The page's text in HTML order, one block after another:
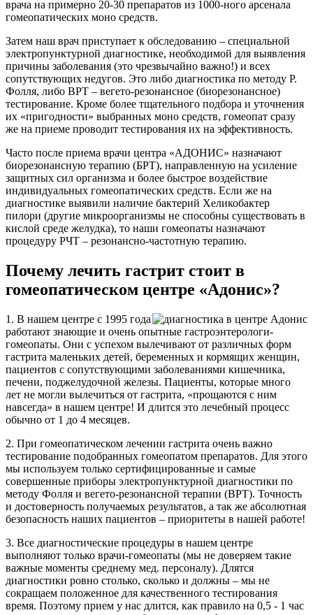
врача на примерно 20-30 препаратов из 1000-ного арсенала
гомеопатических моно средств.
Затем наш врач приступает к обследованию – специальной
электропунктурной диагностике, необходимой для выявления
причины заболевания (это чрезвычайно важно!) и всех
сопутствующих недугов. Это либо диагностика по методу Р.
Фолля, либо ВРТ – вегето-резонансное (биорезонансное)
тестирование. Кроме более тщательного подбора и уточнения
их «пригодности» выбранных моно средств, гомеопат сразу
же на приеме проводит тестирования их на эффективность.
Часто после приема врачи центра «АДОНИС» назначают
биорезонансную терапию (БРТ), направленную на усиление
защитных сил организма и более быстрое воздействие
индивидуальных гомеопатических средств. Если же на
диагностике выявили наличие бактерий Хеликобактер
пилори (другие микроорганизмы не способны существовать в
кислой среде желудка), то наши гомеопаты назначают
процедуру РЧТ – резонансно-частотную терапию.
Почему лечить гастрит стоит в
гомеопатическом центре «Адонис»?
1. В нашем центре с 1995 года
работают знающие и очень опытные гастроэнтерологи-
гомеопаты. Они с успехом вылечивают от различных форм
гастрита маленьких детей, беременных и кормящих женщин,
пациентов с сопутствующими заболеваниями кишечника,
печени, поджелудочной железы. Пациенты, которые много
лет не могли вылечиться от гастрита, «прощаются с ним
навсегда» в нашем центре! И длится это лечебный процесс
обычно от 1 до 4 месяцев.
2. При гомеопатическом лечении гастрита очень важно
тестирование подобранных гомеопатом препаратов. Для этого
мы используем только сертифицированные и самые
совершенные приборы электропунктурной диагностики по
методу Фолля и вегето-резонансной терапии (ВРТ). Точность
и достоверность получаемых результатов, а так же абсолютная
безопасность наших пациентов – приоритеты в нашей работе!
3. Все диагностические процедуры в нашем центре
выполняют только врачи-гомеопаты (мы не доверяем такие
важные моменты среднему мед. персоналу). Длятся
диагностики ровно столько, сколько и должны – мы не
сокращаем положенное для качественного тестирования
время. Поэтому прием у нас длится, как правило на 0,5 - 1 час